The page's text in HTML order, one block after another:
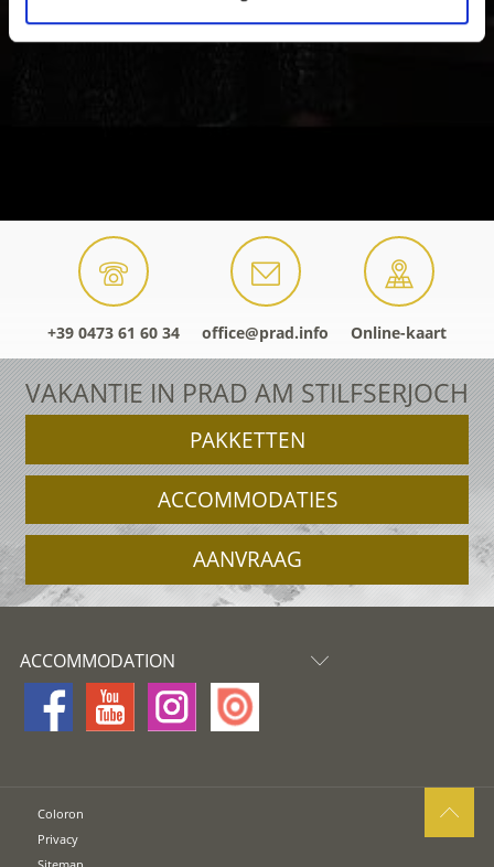
+39 0473 61 60 34 office@prad.info Online-kaart
VAKANTIE IN PRAD AM STILFSERJOCH
PAKKETTEN
ACCOMMODATIES
AANVRAAG
ACCOMMODATION
Coloron
Privacy